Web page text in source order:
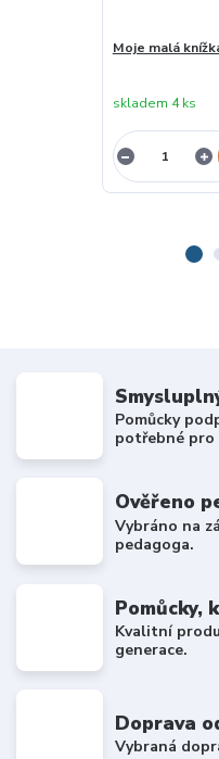
Moje malá
skladem 4 ks
Pomůcky
potřebné pro
Ověřeno
Vybráno na
pedagoga.
Pomůcky,
Kvalitní
generace.
Doprava
Vybraná